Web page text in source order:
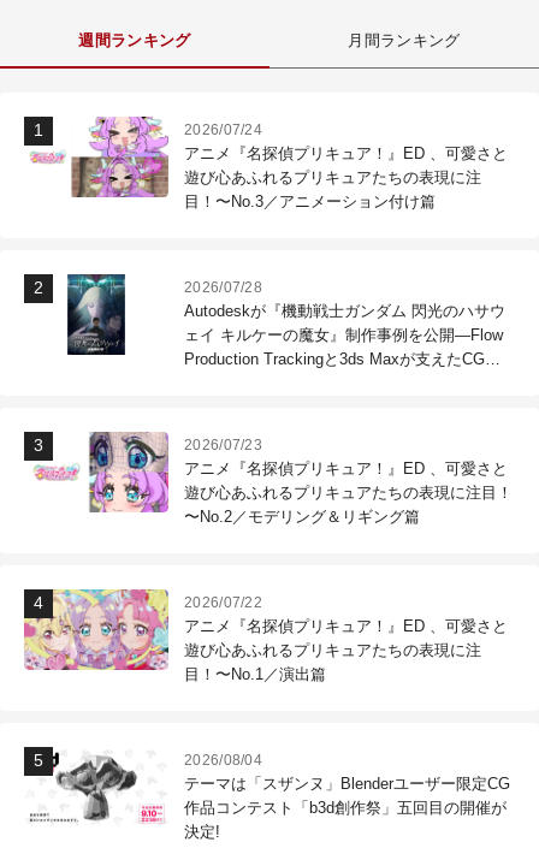
週間ランキング 月間ランキング
2026/07/24
アニメ『名探偵プリキュア！』ED 、可愛さと
遊び心あふれるプリキュアたちの表現に注
目！〜No.3／アニメーション付け篇
2026/07/28
Autodeskが『機動戦士ガンダム 閃光のハサウ
ェイ キルケーの魔女』制作事例を公開―Flow
Production Trackingと3ds Maxが支えたCG制
2026/07/23
アニメ『名探偵プリキュア！』ED 、可愛さと
遊び心あふれるプリキュアたちの表現に注目！
〜No.2／モデリング＆リギング篇
2026/07/22
アニメ『名探偵プリキュア！』ED 、可愛さと
遊び心あふれるプリキュアたちの表現に注
目！〜No.1／演出篇
2026/08/04
テーマは「スザンヌ」Blenderユーザー限定CG
作品コンテスト「b3d創作祭」五回目の開催が
決定!